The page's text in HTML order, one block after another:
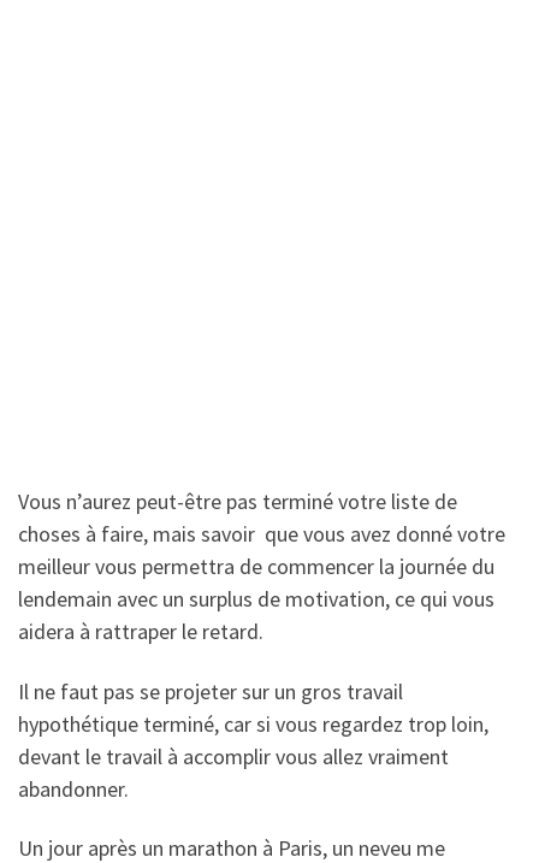
Vous n’aurez peut-être pas terminé votre liste de
choses à faire, mais savoir que vous avez donné votre
meilleur vous permettra de commencer la journée du
lendemain avec un surplus de motivation, ce qui vous
aidera à rattraper le retard.
Il ne faut pas se projeter sur un gros travail
hypothétique terminé, car si vous regardez trop loin,
devant le travail à accomplir vous allez vraiment
abandonner.
Un jour après un marathon à Paris, un neveu me